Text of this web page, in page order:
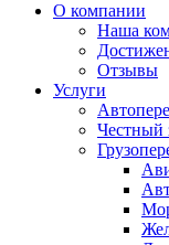
О компании
Наша
Отзывы
Услуги
Честный